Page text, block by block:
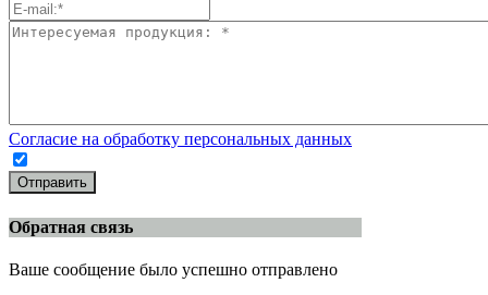
Согласие на обработку персональных данных
Отправить
Обратная связь
Ваше сообщение было успешно отправлено